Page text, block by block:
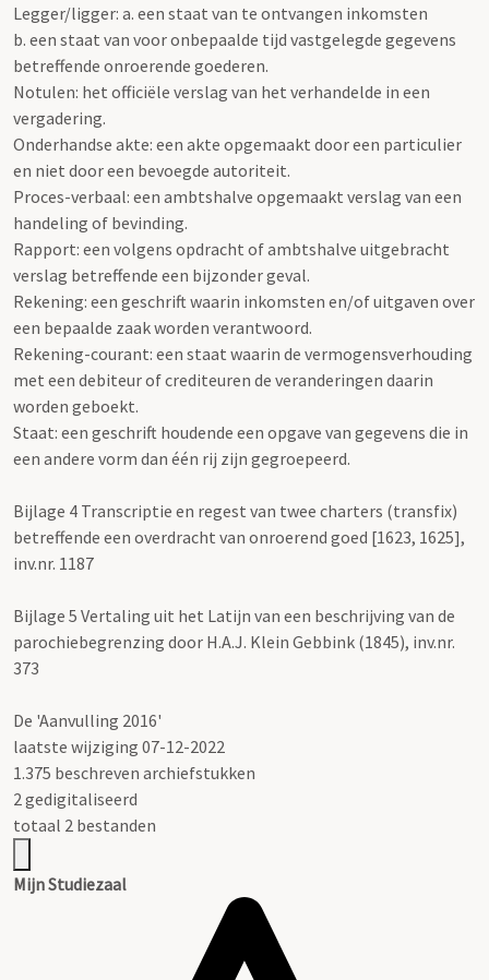
Legger/ligger: a. een staat van te ontvangen inkomsten
b. een staat van voor onbepaalde tijd vastgelegde gegevens
betreffende onroerende goederen.
Notulen: het officiële verslag van het verhandelde in een
vergadering.
Onderhandse akte: een akte opgemaakt door een particulier
en niet door een bevoegde autoriteit.
Proces-verbaal: een ambtshalve opgemaakt verslag van een
handeling of bevinding.
Rapport: een volgens opdracht of ambtshalve uitgebracht
verslag betreffende een bijzonder geval.
Rekening: een geschrift waarin inkomsten en/of uitgaven over
een bepaalde zaak worden verantwoord.
Rekening-courant: een staat waarin de vermogensverhouding
met een debiteur of crediteuren de veranderingen daarin
worden geboekt.
Staat: een geschrift houdende een opgave van gegevens die in
een andere vorm dan één rij zijn gegroepeerd.
Bijlage 4 Transcriptie en regest van twee charters (transfix)
betreffende een overdracht van onroerend goed [1623, 1625],
inv.nr. 1187
Bijlage 5 Vertaling uit het Latijn van een beschrijving van de
parochiebegrenzing door H.A.J. Klein Gebbink (1845), inv.nr.
373
De 'Aanvulling 2016'
laatste wijziging 07-12-2022
1.375 beschreven archiefstukken
2 gedigitaliseerd
totaal 2 bestanden
Mijn Studiezaal